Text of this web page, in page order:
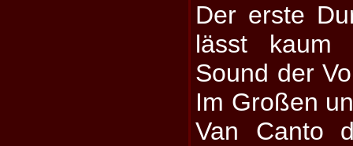
Der erste
lässt kaum
Sound der
Im Großen
Van Canto